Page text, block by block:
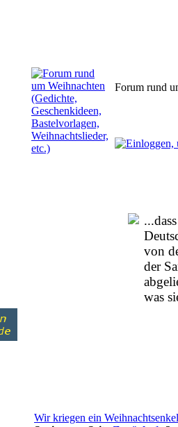
Forum rund
von
der
was
Wir kriegen ein